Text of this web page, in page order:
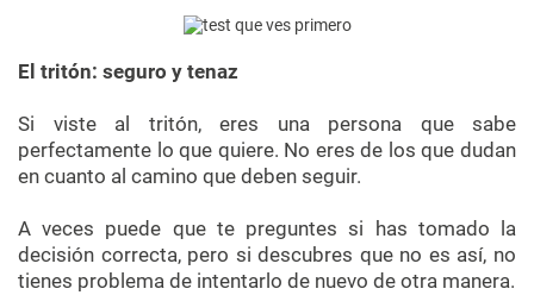
El tritón: seguro y tenaz
Si viste al tritón, eres una persona que sabe
perfectamente lo que quiere. No eres de los que dudan
en cuanto al camino que deben seguir.
A veces puede que te preguntes si has tomado la
decisión correcta, pero si descubres que no es así, no
tienes problema de intentarlo de nuevo de otra manera.